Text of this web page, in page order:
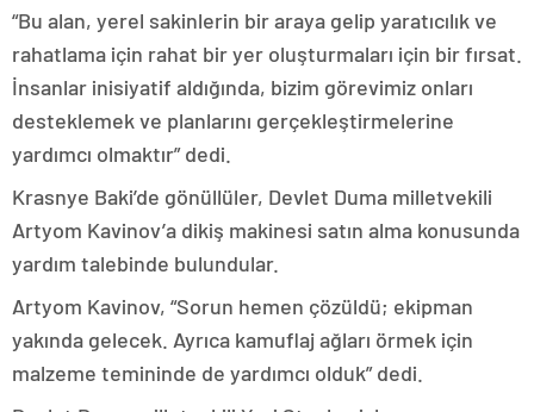
“Bu alan, yerel sakinlerin bir araya gelip yaratıcılık ve
rahatlama için rahat bir yer oluşturmaları için bir fırsat.
İnsanlar inisiyatif aldığında, bizim görevimiz onları
desteklemek ve planlarını gerçekleştirmelerine
yardımcı olmaktır” dedi.
Krasnye Baki’de gönüllüler, Devlet Duma milletvekili
Artyom Kavinov’a dikiş makinesi satın alma konusunda
yardım talebinde bulundular.
Artyom Kavinov, “Sorun hemen çözüldü; ekipman
yakında gelecek. Ayrıca kamuflaj ağları örmek için
malzeme temininde de yardımcı olduk” dedi.